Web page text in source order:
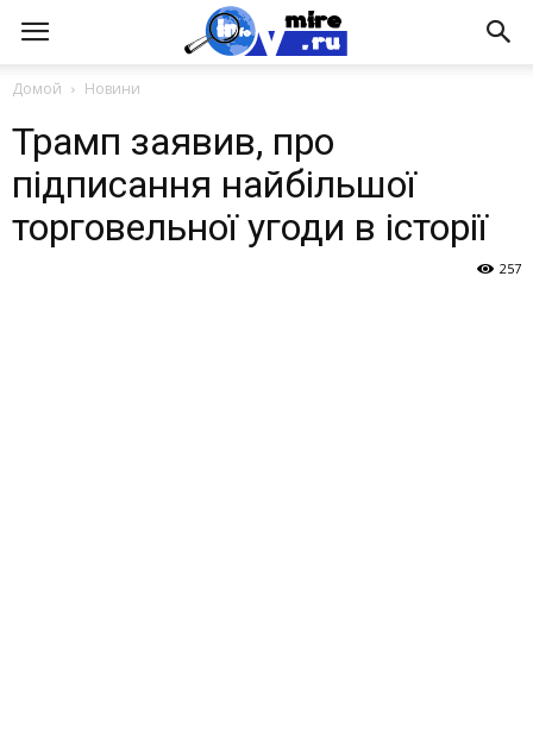
Домой Новини
Трамп заявив, про
підписання найбільшої
торговельної угоди в історії
257